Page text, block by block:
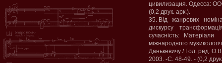
цивилизация. Одесса:
(0,2 друк. арк.).
35. Від жанрових
дискурсу
сучасність: Матеріали
міжнародного
Данькевичу / Гол. ред.
2003. -С. 48-49. - (0,2